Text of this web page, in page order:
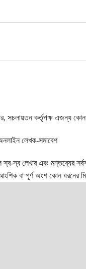
সচলায়তন কর্তৃপক্ষ এজন্য
লেখক-সমাবেশ
স্ব লেখার এবং মন্তব্যের
বা পূর্ণ অংশ কোন ধরনের